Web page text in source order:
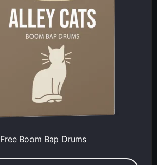
Free Boom Bap Drums